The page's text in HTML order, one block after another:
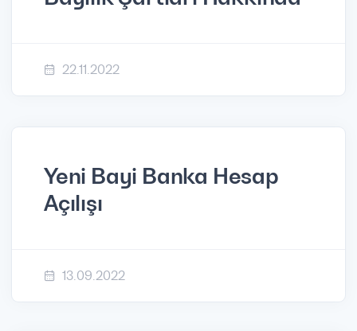
22.11.2022
Yeni Bayi Banka Hesap
Açılışı
13.09.2022